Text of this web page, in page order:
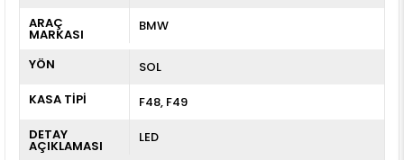
ARAÇ
MARKASI
BMW
YÖN
SOL
KASA TİPİ
F48 F49
DETAY
AÇIKLAMASI
LED